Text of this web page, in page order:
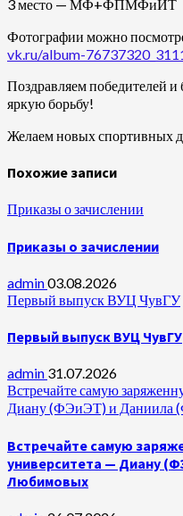
3 место — МФ+ФПМФиИТ
Фотографии можно
vk.ru/album-
Поздравляем победителей и
яркую борьбу!
Желаем новых спортивных
Похожие записи
Приказы о зачислении
Приказы о зачислении
admin03.08.2026
Первый выпуск ВУЦ ЧувГУ
Первый выпуск ВУЦ ЧувГУ
admin 31.07.2026
Встречайте самую
Диану (ФЭиЭТ) и
Встречайте самую
университета — Диану
Любимовых